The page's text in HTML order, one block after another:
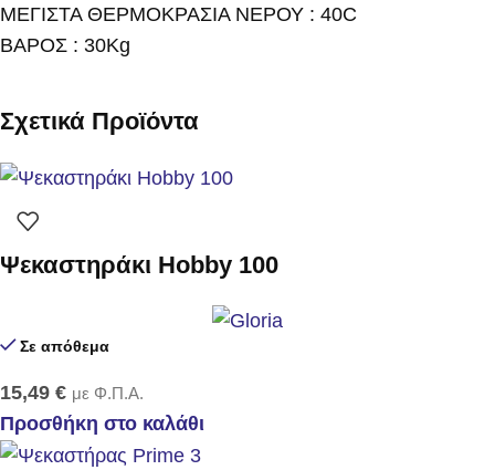
ΜΕΓΙΣΤΑ ΘΕΡΜΟΚΡΑΣΙΑ ΝΕΡΟΥ : 40C
ΒΑΡΟΣ : 30Kg
Σχετικά Προϊόντα
Ψεκαστηράκι Hobby 100
Σε απόθεμα
15,49 € με Φ.Π.Α.
Προσθήκη στο καλάθι